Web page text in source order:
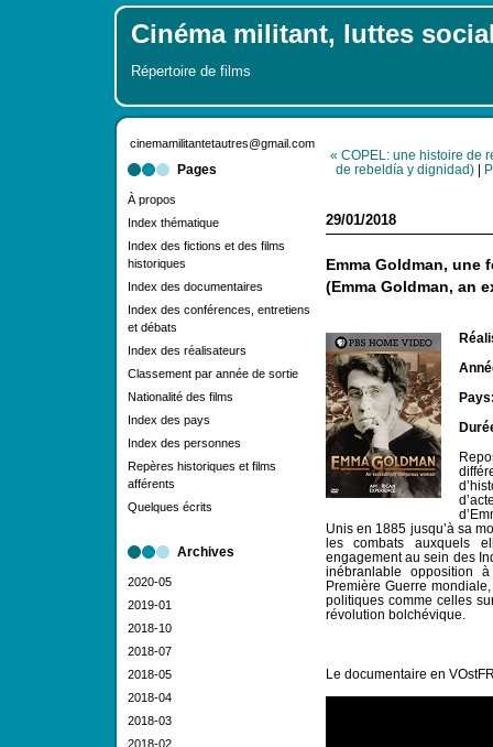
Cinéma militant, luttes
Répertoire de films
cinemamilitantetautres@gmail.com
Pages
À propos
Index thématique
Index des fictions et des films
historiques
Index des documentaires
Index des conférences, entretiens
et débats
Index des réalisateurs
Classement par année de sortie
Nationalité des films
Index des pays
Index des personnes
Repères historiques et films
afférents
Quelques écrits
Archives
2020-05
2019-01
2018-10
2018-07
2018-05
2018-04
2018-03
2018-02
« COPEL: une histoire de
de rebeldía y dignidad)|
29/01/2018
Emma Goldman, une
(Emma Goldman, an
Unis en 1885 jusqu’à sa
les combats auxquels
engagement au sein des
inébranlable opposition
Première Guerre
politiques comme celles
révolution bolchévique.
Le documentaire en